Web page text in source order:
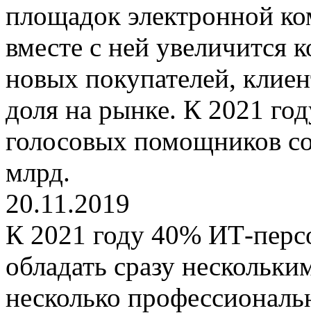
площадок электронной
вместе с ней увеличится
новых покупателей,
доля на рынке. К 2021
голосовых помощников
млрд.
20.11.2019
К 2021 году 40% ИТ-
обладать сразу
несколько